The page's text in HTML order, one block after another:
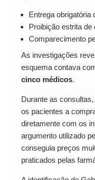
Entrega obrigatória
Proibição estrita de
Comparecimento
As investigações
esquema contava
cinco médicos.
Durante as
os pacientes a
diretamente com os
argumento utilizado
conseguia preços
praticados pelas